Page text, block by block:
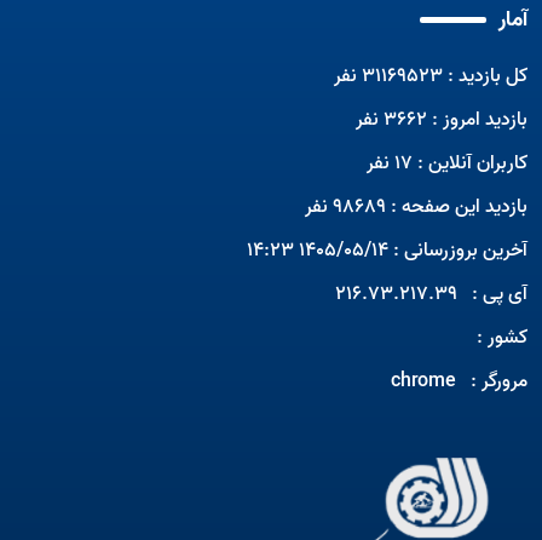
آمار
کل بازدید : 31169523 نفر
بازدید امروز : 3662 نفر
کاربران آنلاین : 17 نفر
بازدید این صفحه : 98689 نفر
آخرین بروزرسانی : 1405/05/14 14:23
آی پی : 216.73.217.39
کشور :
مرورگر : chrome